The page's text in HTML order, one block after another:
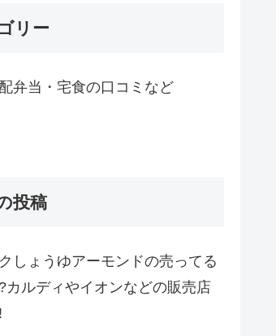
リー
弁当・宅食の口コミなど
投稿
しょうゆアーモンドの売ってる
カルディやイオンなどの販売店